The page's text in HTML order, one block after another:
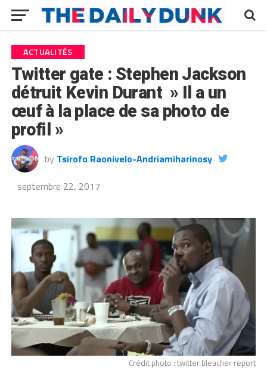
ACTUALITÉS
Twitter gate : Stephen Jackson
détruit Kevin Durant » Il a un
œuf à la place de sa photo de
profil »
by Tsirofo Raonivelo-Andriamiharinosy
septembre 22, 2017
Crédit photo : twitter bleacher report